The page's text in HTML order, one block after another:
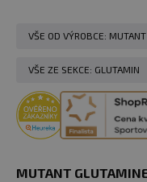
VŠE OD VÝROBCE: MUTANT
VŠE ZE SEKCE: GLUTAMIN
MUTANT